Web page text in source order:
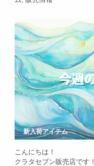
新入荷アイテム
こんにちは！
クラタセブン販売店です！